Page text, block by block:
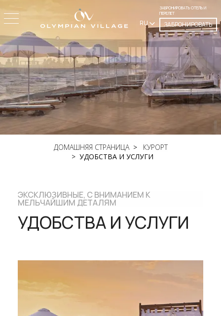
RU
ЗАБРОНИРОВАТЬ ОТЕЛЬ И
ПЕРЕЛЕТ
ЗАБРОНИРОВАТЬ
ДОМАШНЯЯ СТРАНИЦА
КУРОРТ
УДОБСТВА И УСЛУГИ
ЭКСКЛЮЗИВНЫЕ, С ВНИМАНИЕМ К
МЕЛЬЧАЙШИМ ДЕТАЛЯМ
УДОБСТВА И УСЛУГИ